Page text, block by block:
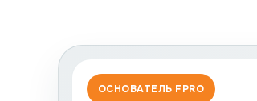
ОСНОВАТЕЛЬ FPRO